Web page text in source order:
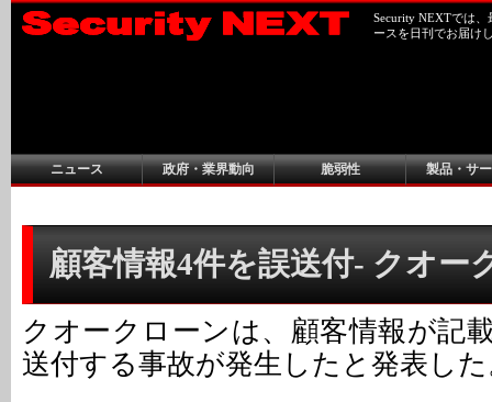
Security NEXTでは
ースを日刊でお届け
ニュース 政府・業界動向 脆弱性 製品・サ
顧客情報4件を誤送付- クオー
クオークローンは、顧客情報が記
送付する事故が発生したと発表し